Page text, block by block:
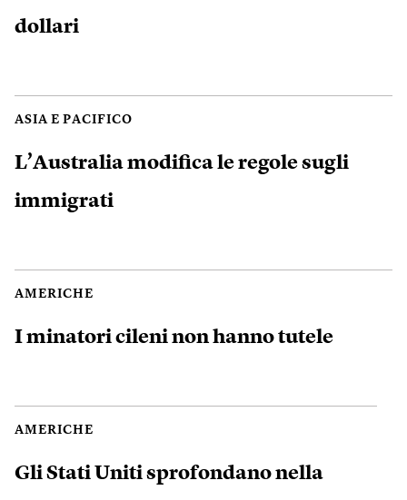
dollari
ASIA E PACIFICO
L’Australia modifica le regole sugli
immigrati
AMERICHE
I minatori cileni non hanno tutele
AMERICHE
Gli Stati Uniti sprofondano nella